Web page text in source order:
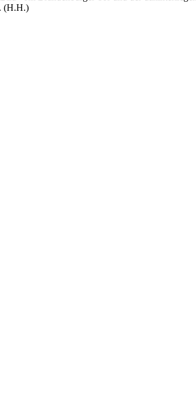
(H.H.)